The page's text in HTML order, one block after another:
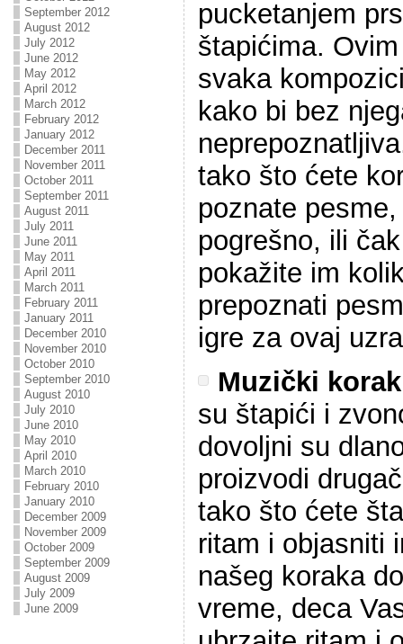
September 2012
August 2012
July 2012
June 2012
May 2012
April 2012
March 2012
February 2012
January 2012
December 2011
November 2011
October 2011
September 2011
August 2011
July 2011
June 2011
May 2011
April 2011
March 2011
February 2011
January 2011
December 2010
November 2010
October 2010
September 2010
August 2010
July 2010
June 2010
May 2010
April 2010
March 2010
February 2010
January 2010
December 2009
November 2009
October 2009
September 2009
August 2009
July 2009
June 2009
pucketanjem
štapićima.
svaka
kako bi bez
tako što ćete
poznate
pogrešno, ili
pokažite im
prepoznati
igre za ovaj
Muzički korak
su štapići i
dovoljni su
proizvodi
tako što ćete
ritam i objasniti
našeg koraka
vreme, deca